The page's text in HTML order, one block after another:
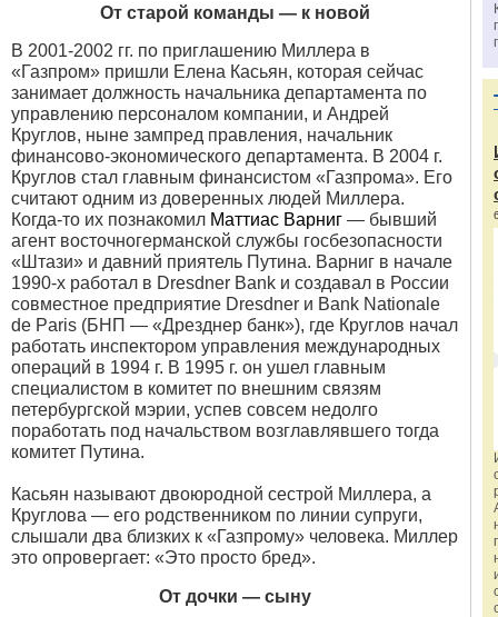
От старой команды — к новой
В 2001-2002 гг. по приглашению Миллера в
«Газпром» пришли Елена Касьян, которая сейчас
занимает должность начальника департамента по
управлению персоналом компании, и Андрей
Круглов, ныне зампред правления, начальник
финансово-экономического департамента. В 2004 г.
Круглов стал главным финансистом «Газпрома». Его
считают одним из доверенных людей Миллера.
Когда-то их познакомил Маттиас Варниг — бывший
агент восточногерманской службы госбезопасности
«Штази» и давний приятель Путина. Варниг в начале
1990-х работал в Dresdner Bank и создавал в России
совместное предприятие Dresdner и Bank Nationale
de Paris (БНП — «Дрезднер банк»), где Круглов начал
работать инспектором управления международных
операций в 1994 г. В 1995 г. он ушел главным
специалистом в комитет по внешним связям
петербургской мэрии, успев совсем недолго
поработать под начальством возглавлявшего тогда
комитет Путина.
Касьян называют двоюродной сестрой Миллера, а
Круглова — его родственником по линии супруги,
слышали два близких к «Газпрому» человека. Миллер
это опровергает: «Это просто бред».
От дочки — сыну